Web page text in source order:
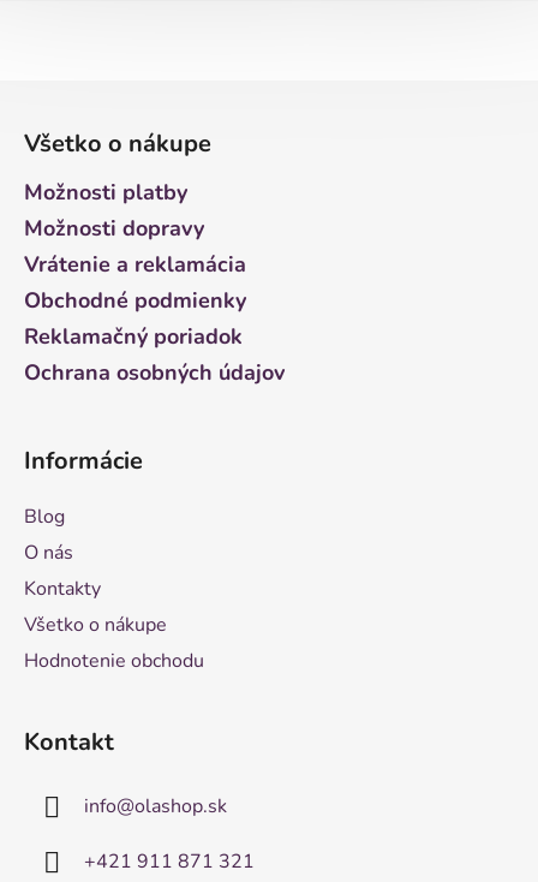
Všetko o nákupe
Možnosti platby
Možnosti dopravy
Vrátenie a reklamácia
Obchodné podmienky
Reklamačný poriadok
Ochrana osobných údajov
Informácie
Blog
O nás
Kontakty
Všetko o nákupe
Hodnotenie obchodu
Kontakt
info@olashop.sk
+421 911 871 321